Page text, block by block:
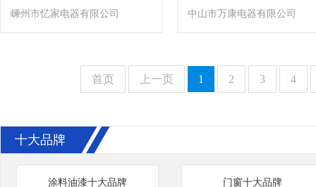
嵊州市忆家电器有限公司
中山市万康电器有限公司
首页 上一页 1 2 3 4
十大品牌
涂料油漆十大品牌 门窗十大品牌